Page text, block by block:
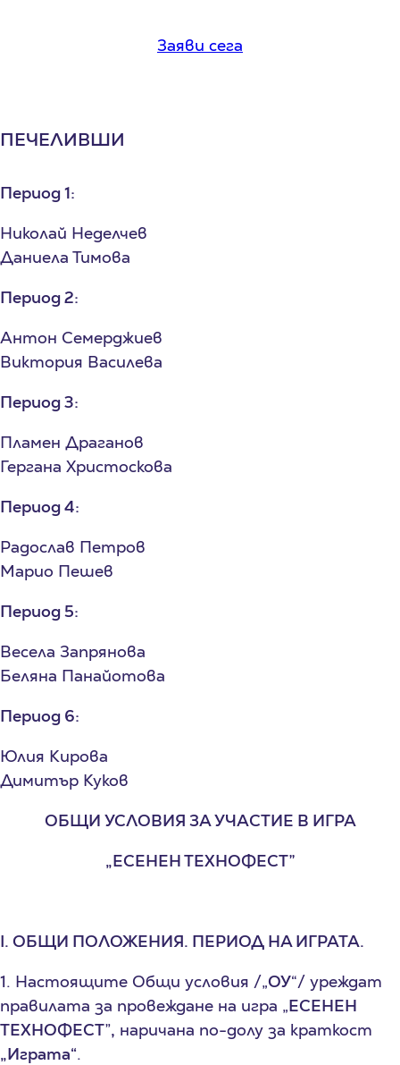
Заяви сега
ПЕЧЕЛИВШИ
Период 1:
Николай Неделчев
Даниела Тимова
Период 2:
Антон Семерджиев
Виктория Василева
Период 3:
Пламен Драганов
Гергана Христоскова
Период 4:
Радослав Петров
Марио Пешев
Период 5:
Весела Запрянова
Беляна Панайотова
Период 6:
Юлия Кирова
Димитър Куков
ОБЩИ УСЛОВИЯ ЗА УЧАСТИЕ В ИГРА
„ЕСЕНЕН ТЕХНОФЕСТ”
I. ОБЩИ ПОЛОЖЕНИЯ. ПЕРИОД НА ИГРАТА.
1. Настоящите Общи условия /„ОУ“/ уреждат
правилата за провеждане на игра „ЕСЕНЕН
ТЕХНОФЕСТ”, наричана по-долу за краткост
„Играта“.